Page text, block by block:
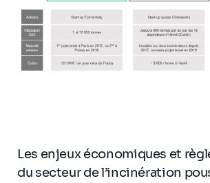
Les enjeux économiques et
du secteur de l’incinération